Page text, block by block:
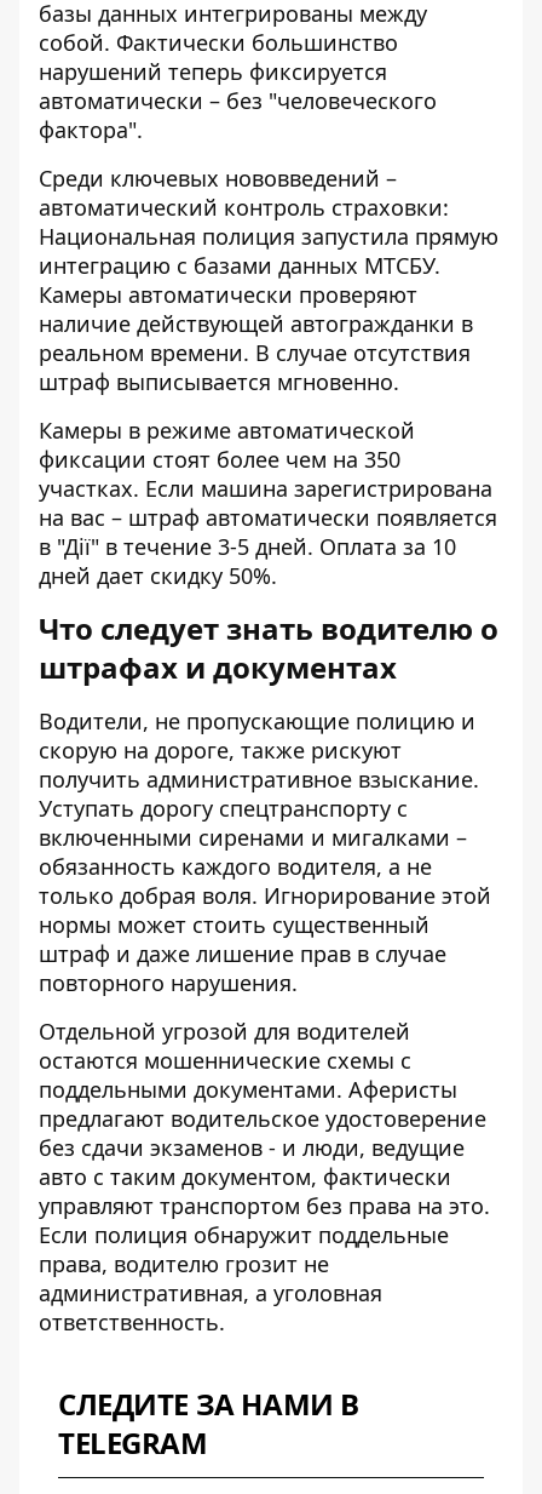
базы данных интегрированы между
собой. Фактически большинство
нарушений теперь фиксируется
автоматически – без "человеческого
фактора".
Среди ключевых нововведений –
автоматический контроль страховки:
Национальная полиция запустила прямую
интеграцию с базами данных МТСБУ.
Камеры автоматически проверяют
наличие действующей автогражданки в
реальном времени. В случае отсутствия
штраф выписывается мгновенно.
Камеры в режиме автоматической
фиксации стоят более чем на 350
участках. Если машина зарегистрирована
на вас – штраф автоматически появляется
в "Дії" в течение 3-5 дней. Оплата за 10
дней дает скидку 50%.
Что следует знать водителю о
штрафах и документах
Водители, не пропускающие полицию и
скорую на дороге, также рискуют
получить административное взыскание.
Уступать дорогу спецтранспорту с
включенными сиренами и мигалками –
обязанность каждого водителя, а не
только добрая воля. Игнорирование этой
нормы может стоить существенный
штраф и даже лишение прав в случае
повторного нарушения.
Отдельной угрозой для водителей
остаются мошеннические схемы с
поддельными документами. Аферисты
предлагают водительское удостоверение
без сдачи экзаменов - и люди, ведущие
авто с таким документом, фактически
управляют транспортом без права на это.
Если полиция обнаружит поддельные
права, водителю грозит не
административная, а уголовная
ответственность.
СЛЕДИТЕ ЗА НАМИ В
TELEGRAM